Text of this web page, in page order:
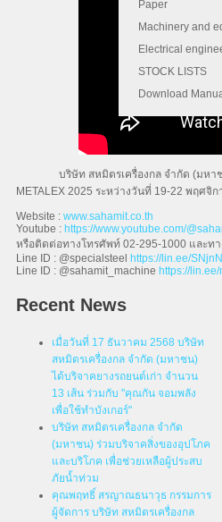
Paper
Machinery and
Electrical
STOCK LISTS
Download
บริษัท สหมิตรเครื่องกล จำกัด (มหาชน)
METALEX 2025 ระหว่างวันที่ 19-22 พฤศ
Website : www.sahamit.co.th
Youtube : https://www.youtube.com/
หรือติดต่อทางโทรศัพท์ 02-295-1000 และทา
Line ID : @specialsteel
https://lin.ee/
Line ID : @sahamit_machine https://
Recent News
เมื่อวันที่ 17 ธันวาคม 2568 บริษัท
สหมิตรเครื่องกล จำกัด (มหาชน)
ได้บริจาคยางรถยนต์เก่า จำนวน
13 เส้น ร่วมกับ "คุณกัน จอมพลัง
เพื่อใช้ทำบังเกอร์"
บริษัท สหมิตรเครื่องกล จำกัด
(มหาชน) ร่วมบริจาคสิ่งของอุปโภค
และบริโภค เพื่อช่วยเหลือผู้ประสบ
ภัยน้ำท่วม
คุณพฤทธิ์ สรญาณธนาวุธ กรรมการ
ผู้จัดการ บริษัท สหมิตรเครื่องกล